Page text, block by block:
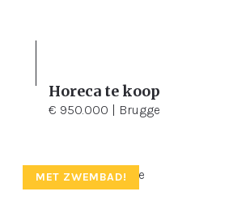
3 102 m²
Horeca te koop
€ 950.000 | Brugge
MET ZWEMBAD!